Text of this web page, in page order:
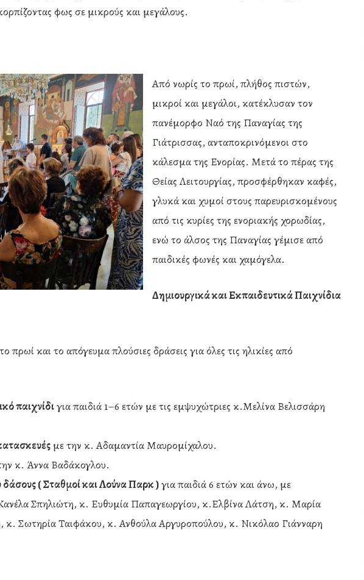
φως σε μικρούς και μεγάλους.
Από νωρίς το πρωί, πλήθος πιστών,
μικροί και μεγάλοι, κατέκλυσαν τον
πανέμορφο Ναό της Παναγίας της
Γιάτρισσας, ανταποκρινόμενοι στο
κάλεσμα της Ενορίας. Μετά το πέρας της
Θείας Λειτουργίας, προσφέρθηκαν καφές,
γλυκά και χυμοί στους παρευρισκομένους
από τις κυρίες της ενοριακής χορωδίας,
ενώ το άλσος της Παναγίας γέμισε από
παιδικές φωνές και χαμόγελα.
Δημιουργικά και Εκπαιδευτικά Παιχνίδια
και το απόγευμα πλούσιες δράσεις για όλες τις ηλικίες από
παιχνίδιγια παιδιά 1–6 ετών με τις εμψυχώτριες κ.Μελίνα Βελισσάρη
με την κ. Αδαμαντία Μαυρομίχαλου.
κ. Άννα Βαδάκογλου.
δάσους ( Σταθμοί και Λούνα Παρκ )για παιδιά 6 ετών και άνω, με
Σπηλιώτη, κ. Ευθυμία Παπαγεωργίου, κ.Ελβίνα Λάτση, κ. Μαρία
κ. Σωτηρία Ταιφάκου, κ. Ανθούλα Αργυροπούλου, κ. Νικόλαο Γιάνναρη